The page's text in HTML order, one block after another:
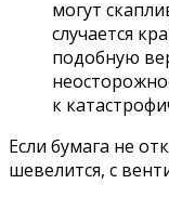
могут
случается
подобную
к
Если бумага не
шевелится, с